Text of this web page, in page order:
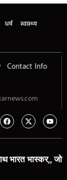
धर्म
स्वास्थ्य
Contact Info
भारत भास्कर,, जो